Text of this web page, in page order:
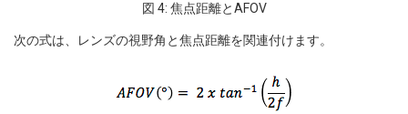
図 4: 焦点距離とAFOV
次の式は、レンズの視野角と焦点距離を関連付けます。